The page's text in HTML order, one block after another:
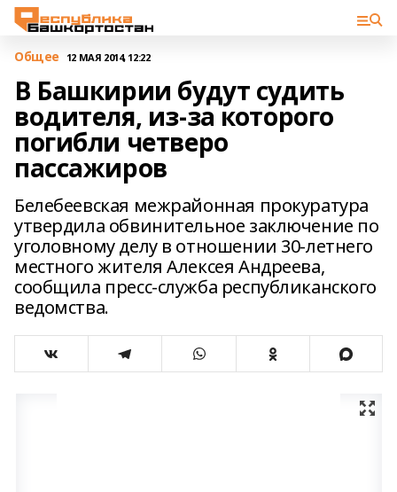
Общее 12 МАЯ 2014, 12:22
В Башкирии будут судить
водителя, из-за которого
погибли четверо
пассажиров
Белебеевская межрайонная прокуратура
утвердила обвинительное заключение по
уголовному делу в отношении 30-летнего
местного жителя Алексея Андреева,
сообщила пресс-служба республиканского
ведомства.